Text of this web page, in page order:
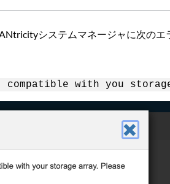
システムマネージャに次のエ
compatible with you